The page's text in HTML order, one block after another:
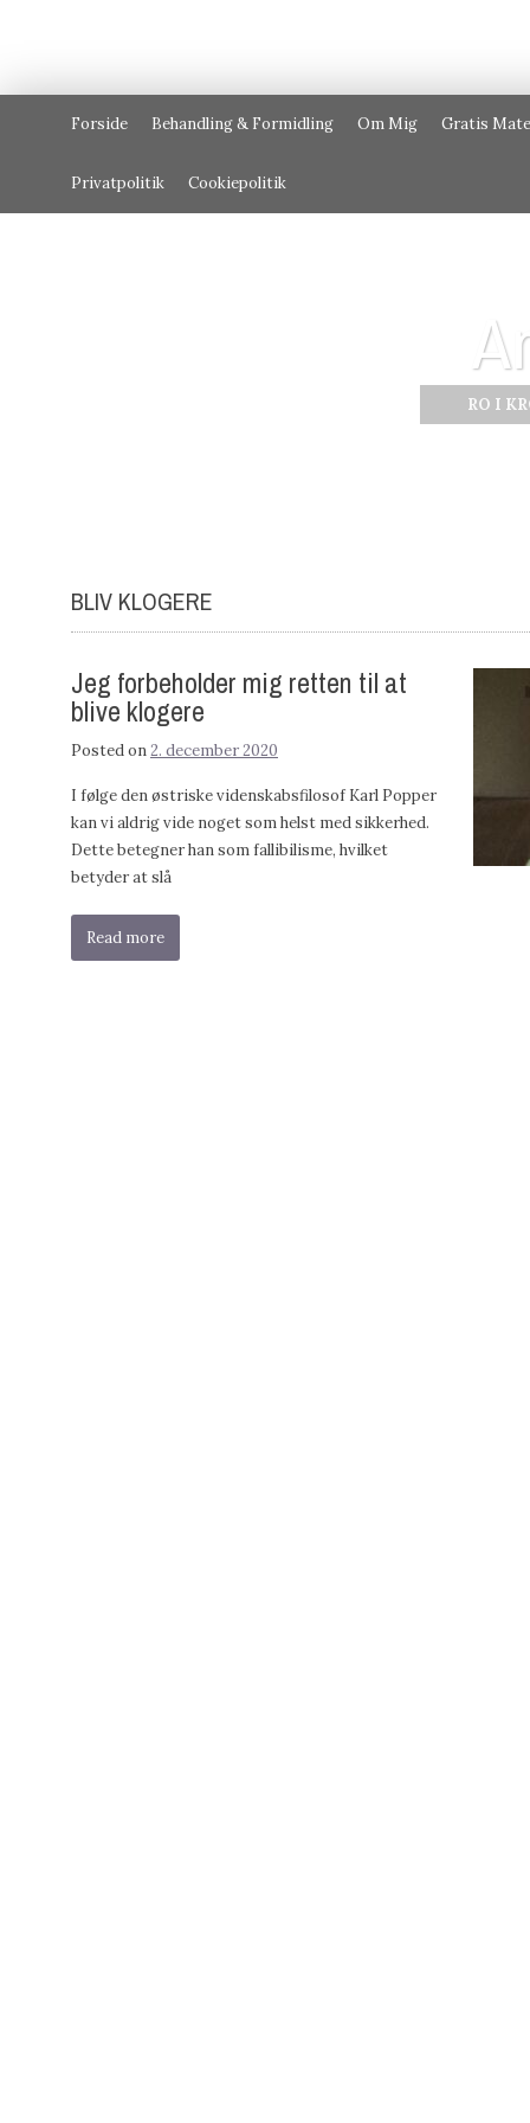
Forside Behandling & Formidling Om Mig Gratis
Privatpolitik Cookiepolitik
RO I
BLIV KLOGERE
Jeg forbeholder mig retten til at
blive klogere
Posted on2. december 2020
I følge den østriske videnskabsfilosof Karl Popper
kan vi aldrig vide noget som helst med sikkerhed.
Dette betegner han som fallibilisme, hvilket
betyder at slå
Read more